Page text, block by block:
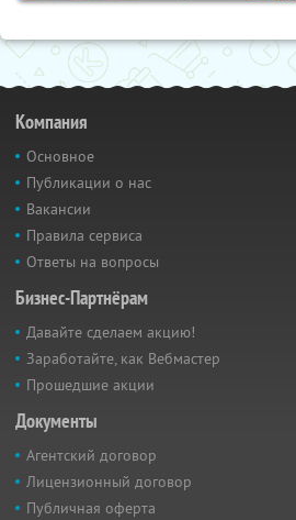
Компания
Основное
Публикации о нас
Вакансии
Правила сервиса
Ответы на вопросы
Бизнес-Партнёрам
Давайте сделаем акцию!
Заработайте, как Вебмастер
Прошедшие акции
Документы
Агентский договор
Лицензионный договор
Публичная оферта